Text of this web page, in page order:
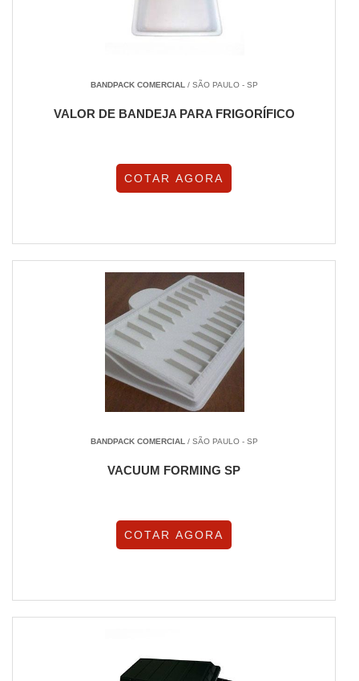
BANDPACK COMERCIAL/ SÃO PAULO - SP
VALOR DE BANDEJA PARA FRIGORÍFICO
COTAR AGORA
BANDPACK COMERCIAL/ SÃO PAULO - SP
VACUUM FORMING SP
COTAR AGORA